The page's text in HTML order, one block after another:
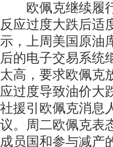
欧佩克继续履行
反应过度大跌后适
示，上周美国原油
后的电子交易系统
太高，要求欧佩克
应过度导致油价大
社援引欧佩克消息
议。周二欧佩克表
成员国和参与减产